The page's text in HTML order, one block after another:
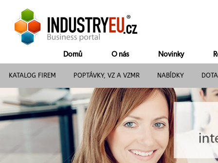
Domů O nás Novinky
KATALOG FIREM POPTÁVKY, VZ A VZMR NABÍDKY